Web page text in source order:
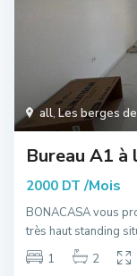
all, Les berges
Bureau A1
2000 DT /Mois
BONACASA vous
très haut standing
1
2